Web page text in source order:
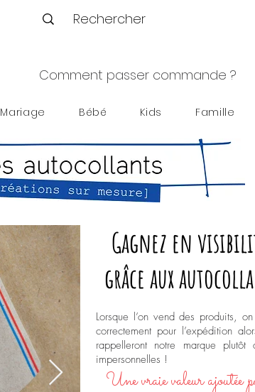
Comment passer commande ?
Mariage Bébé Kids Famille
Gagnez en
grâce aux
Lorsque l’on vend des produits,
correctement pour l’expédition
rappelleront notre marque
impersonnelles !
Une vraie valeur ajoutée